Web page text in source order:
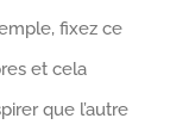
fixez ce
et cela
que l’autre